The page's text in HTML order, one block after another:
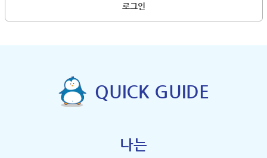
로그인
QUICK GUIDE
나는